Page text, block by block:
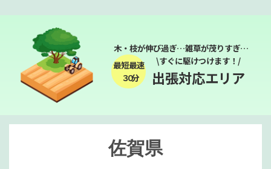
木・枝が伸び過ぎ…雑草が茂りすぎ…
最短最速
３０分
\すぐに駆けつけます！/
出張対応エリア
佐賀県